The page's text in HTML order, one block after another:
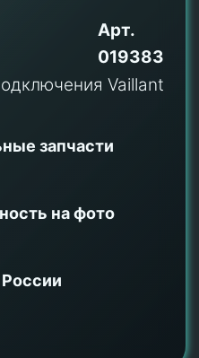
Арт.
019383
запчасти
на фото